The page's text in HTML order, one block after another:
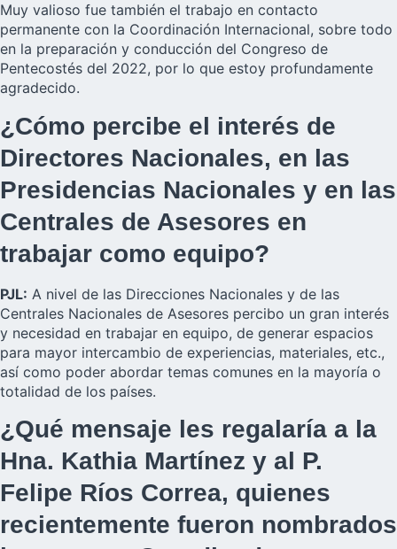
Muy valioso fue también el trabajo en contacto
permanente con la Coordinación Internacional, sobre todo
en la preparación y conducción del Congreso de
Pentecostés del 2022, por lo que estoy profundamente
agradecido.
¿Cómo percibe el interés de
Directores Nacionales, en las
Presidencias Nacionales y en las
Centrales de Asesores en
trabajar como equipo?
PJL: A nivel de las Direcciones Nacionales y de las
Centrales Nacionales de Asesores percibo un gran interés
y necesidad en trabajar en equipo, de generar espacios
para mayor intercambio de experiencias, materiales, etc.,
así como poder abordar temas comunes en la mayoría o
totalidad de los países.
¿Qué mensaje les regalaría a la
Hna. Kathia Martínez y al P.
Felipe Ríos Correa, quienes
recientemente fueron nombrados